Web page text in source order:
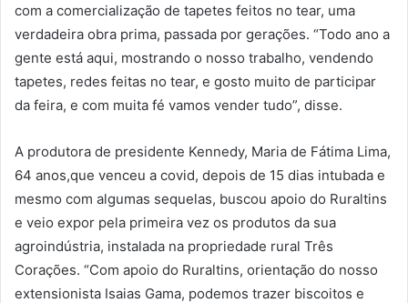
com a comercialização de tapetes feitos no tear, uma
verdadeira obra prima, passada por gerações. “Todo ano a
gente está aqui, mostrando o nosso trabalho, vendendo
tapetes, redes feitas no tear, e gosto muito de participar
da feira, e com muita fé vamos vender tudo”, disse.
A produtora de presidente Kennedy, Maria de Fátima Lima,
64 anos,que venceu a covid, depois de 15 dias intubada e
mesmo com algumas sequelas, buscou apoio do Ruraltins
e veio expor pela primeira vez os produtos da sua
agroindústria, instalada na propriedade rural Três
Corações. “Com apoio do Ruraltins, orientação do nosso
extensionista Isaias Gama, podemos trazer biscoitos e